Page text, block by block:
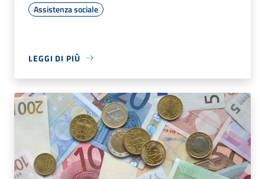
Assistenza sociale
LEGGI DI PIÙ